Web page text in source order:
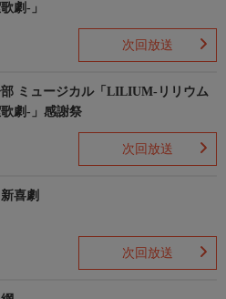
劇-」
次回放送
ミュージカル「LILIUM-リリウム
劇-」感謝祭
次回放送
喜劇
次回放送